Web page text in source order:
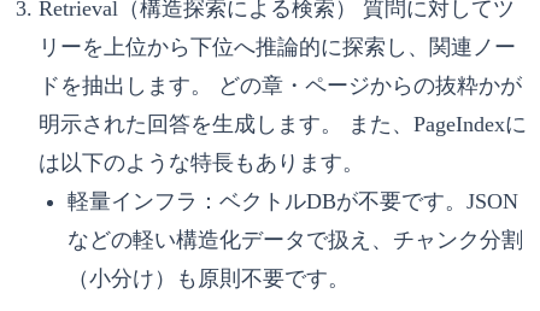
Retrieval（構造探索による検索） 質問に対してツ
リーを上位から下位へ推論的に探索し、関連ノー
ドを抽出します。 どの章・ページからの抜粋かが
明示された回答を生成します。 また、PageIndexに
は以下のような特長もあります。
軽量インフラ：ベクトルDBが不要です。JSON
などの軽い構造化データで扱え、チャンク分割
（小分け）も原則不要です。